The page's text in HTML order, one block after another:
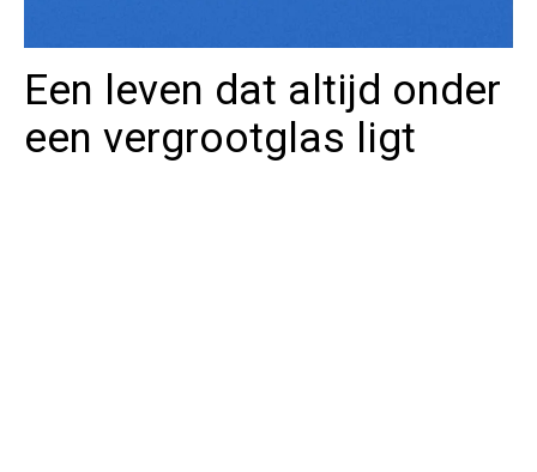
Een leven dat altijd onder
een vergrootglas ligt